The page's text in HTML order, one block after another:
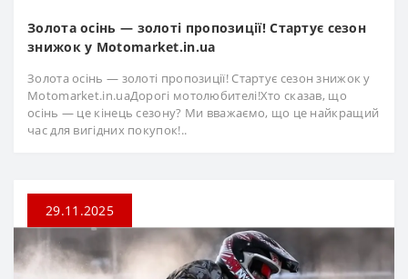
Золота осінь — золоті пропозиції! Стартує сезон
знижок у Motomarket.in.ua
Золота осінь — золоті пропозиції! Стартує сезон знижок у
Motomarket.in.uaДорогі мотолюбителі!Хто сказав, що
осінь — це кінець сезону? Ми вважаємо, що це найкращий
час для вигідних покупок!..
29.11.2025